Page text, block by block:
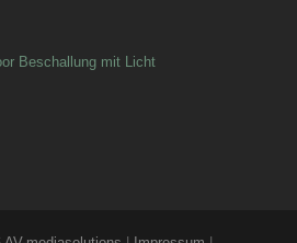
Beschallung mit Licht